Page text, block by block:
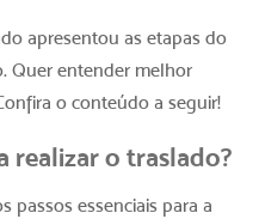
apresentou as etapas do
Quer entender melhor
o conteúdo a seguir!
realizar o traslado?
passos essenciais para a